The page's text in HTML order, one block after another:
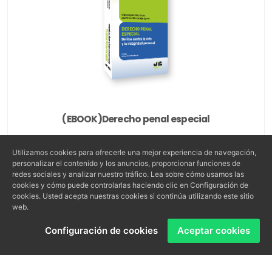
(EBOOK)Derecho penal especial
COMPRAR
PRECIO: 43,00€
Utilizamos cookies para ofrecerle una mejor experiencia de navegación,
personalizar el contenido y los anuncios, proporcionar funciones de
redes sociales y analizar nuestro tráfico. Lea sobre cómo usamos las
cookies y cómo puede controlarlas haciendo clic en Configuración de
cookies. Usted acepta nuestras cookies si continúa utilizando este sitio
web.
Configuración de cookies Aceptar cookies